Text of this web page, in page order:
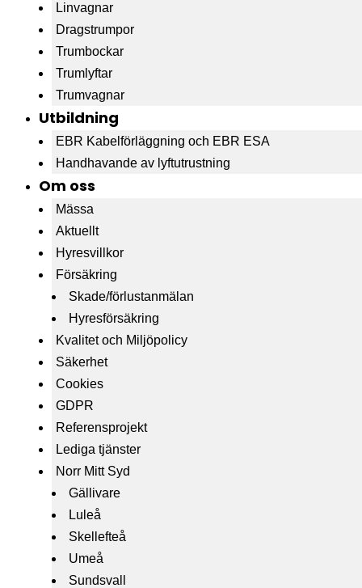
Linvagnar
Dragstrumpor
Trumbockar
Trumlyftar
Trumvagnar
Utbildning
EBR Kabelförläggning och EBR ESA
Handhavande av lyftutrustning
Om oss
Mässa
Aktuellt
Hyresvillkor
Försäkring
Skade/förlustanmälan
Hyresförsäkring
Kvalitet och Miljöpolicy
Säkerhet
Cookies
GDPR
Referensprojekt
Lediga tjänster
Norr Mitt Syd
Gällivare
Luleå
Skellefteå
Umeå
Sundsvall